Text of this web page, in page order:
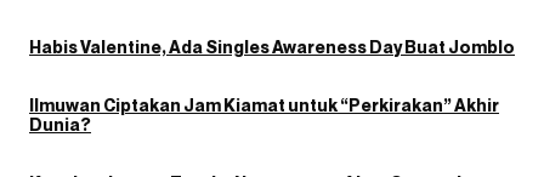
Habis Valentine, Ada Singles Awareness Day Buat Jomblo
Ilmuwan Ciptakan Jam Kiamat untuk “Perkirakan” Akhir
Dunia?